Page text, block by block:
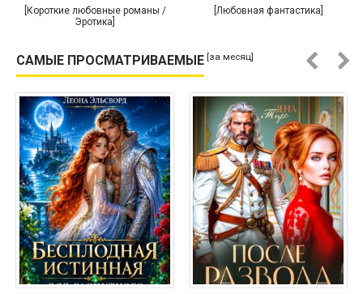
[Короткие любовные романы /
Эротика]
[Любовная фантастика]
САМЫЕ ПРОСМАТРИВАЕМЫЕ [за месяц]